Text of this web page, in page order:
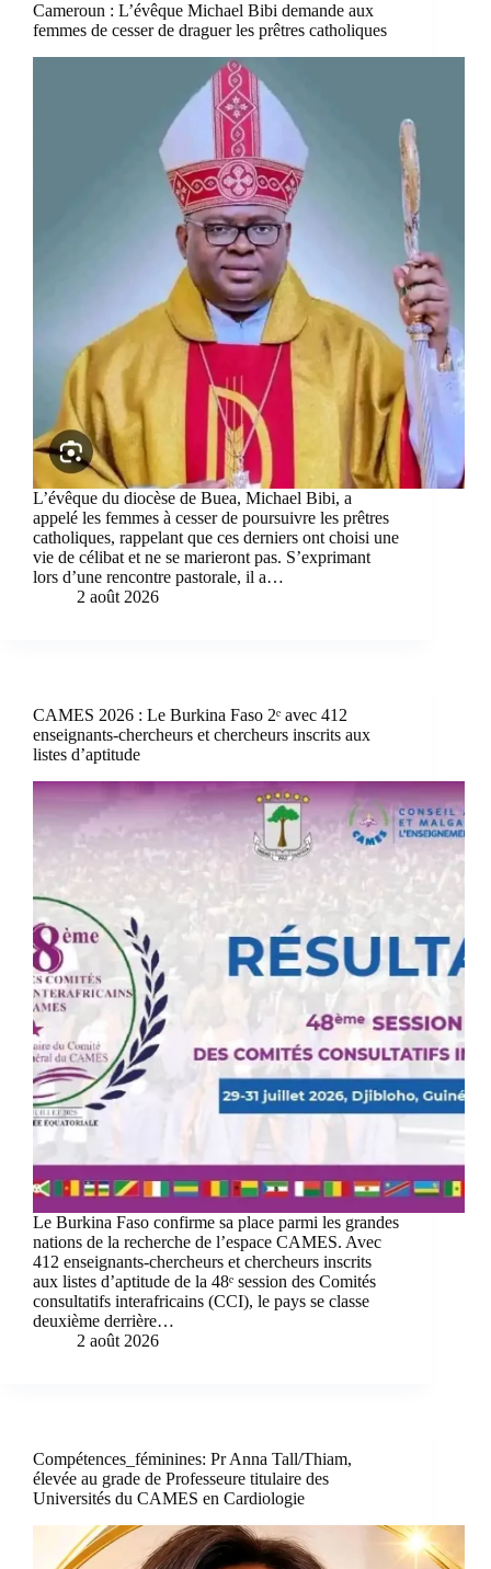
Cameroun : L’évêque Michael Bibi demande aux
femmes de cesser de draguer les prêtres catholiques
L’évêque du diocèse de Buea, Michael Bibi, a
appelé les femmes à cesser de poursuivre les prêtres
catholiques, rappelant que ces derniers ont choisi une
vie de célibat et ne se marieront pas. S’exprimant
lors d’une rencontre pastorale, il a…
2 août 2026
CAMES 2026 : Le Burkina Faso 2ᵉ avec 412
enseignants-chercheurs et chercheurs inscrits aux
listes d’aptitude
Le Burkina Faso confirme sa place parmi les grandes
nations de la recherche de l’espace CAMES. Avec
412 enseignants-chercheurs et chercheurs inscrits
aux listes d’aptitude de la 48ᵉ session des Comités
consultatifs interafricains (CCI), le pays se classe
deuxième derrière…
2 août 2026
Compétences_féminines: Pr Anna Tall/Thiam,
élevée au grade de Professeure titulaire des
Universités du CAMES en Cardiologie